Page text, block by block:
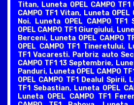
Titan, Luneta OPEL CAMPO
CAMPO TF1 Vitan, Luneta OPEL
Noi. Luneta OPEL CAMPO
OPEL CAMPO TF1 Giurgiului,
Berceni, Luneta OPEL CAMPO
OPEL CAMPO TF1 Tineretului,
TF1 Vacaresti. Parbriz auto
CAMPO TF1 13 Septembrie,
Panduri, Luneta OPEL CAMPO
OPEL CAMPO TF1 Dealul Spirii,
TF1 Sebastian, Luneta OPEL
Luneta OPEL CAMPO TF1